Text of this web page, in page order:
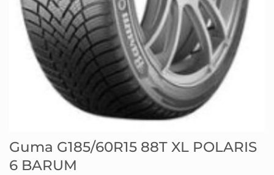
Guma G185/60R15 88T XL POLARIS
6 BARUM